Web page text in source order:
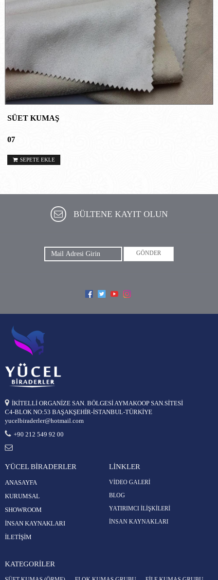
SÜET KUMAŞ
07
SEPETE EKLE
BÜLTENE KAYIT OLUN
GÖNDER
İKİTELLİ ORGANİZE SAN. BÖLGESİ AYMAKOOP SAN.SİTESİ
C4-BLOK NO:53 BAŞAKŞEHİR-İSTANBUL-TÜRKİYE
yucelbiraderler@hotmail.com
+90 212 549 92 00
YÜCEL BİRADERLER
ANASAYFA
KURUMSAL
SHOWROOM
İNSAN KAYNAKLARI
İLETİŞİM
LİNKLER
VİDEO GALERİ
BLOG
YATIRIMCI İLİŞKİLERİ
İNSAN KAYNAKLARI
KATEGORİLER